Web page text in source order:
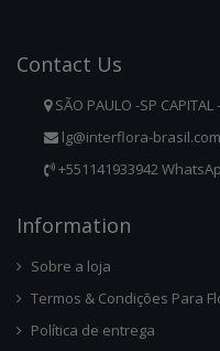
Contact Us
SÃO PAULO -SP CAPITAL
lg@interflora-
+551141933942
InforMation
Sobre a loja
Termos & Condições Para
Política de entrega